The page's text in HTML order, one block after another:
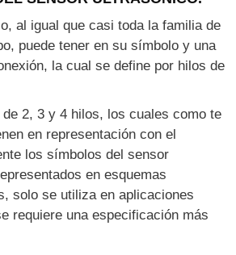
al igual que casi toda la familia de
puede tener en su símbolo y una
la cual se define por hilos de
2, 3 y 4 hilos, los cuales como te
en representación con el
los símbolos del sensor
en esquemas
solo se utiliza en aplicaciones
requiere una especificación más